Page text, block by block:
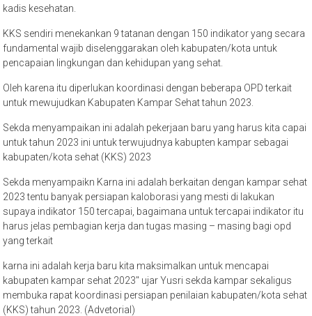
kadis kesehatan.
KKS sendiri menekankan 9 tatanan dengan 150 indikator yang secara
fundamental wajib diselenggarakan oleh kabupaten/kota untuk
pencapaian lingkungan dan kehidupan yang sehat.
Oleh karena itu diperlukan koordinasi dengan beberapa OPD terkait
untuk mewujudkan Kabupaten Kampar Sehat tahun 2023.
Sekda menyampaikan ini adalah pekerjaan baru yang harus kita capai
untuk tahun 2023 ini untuk terwujudnya kabupten kampar sebagai
kabupaten/kota sehat (KKS) 2023
Sekda menyampaikn Karna ini adalah berkaitan dengan kampar sehat
2023 tentu banyak persiapan kaloborasi yang mesti di lakukan
supaya indikator 150 tercapai, bagaimana untuk tercapai indikator itu
harus jelas pembagian kerja dan tugas masing – masing bagi opd
yang terkait
karna ini adalah kerja baru kita maksimalkan untuk mencapai
kabupaten kampar sehat 2023″ ujar Yusri sekda kampar sekaligus
membuka rapat koordinasi persiapan penilaian kabupaten/kota sehat
(KKS) tahun 2023. (Advetorial)